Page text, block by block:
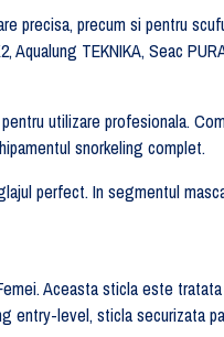
precisa, precum si pentru
Aqualung TEKNIKA, Seac
utilizare profesionala.
snorkeling complet.
perfect. In segmentul
Aceasta sticla este
entry-level, sticla securizata